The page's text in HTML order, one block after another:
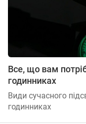
Все, що вам
годинниках
Види сучасного
годинниках